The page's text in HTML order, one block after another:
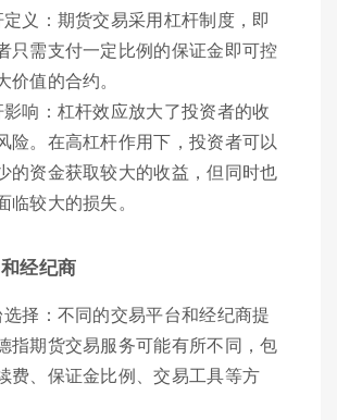
义：期货交易采用杠杆制度，即
只需支付一定比例的保证金即可控
价值的合约。
影响：杠杆效应放大了投资者的收
险。在高杠杆作用下，投资者可以
的资金获取较大的收益，但同时也
临较大的损失。
经纪商
选择：不同的交易平台和经纪商提
指期货交易服务可能有所不同，包
费、保证金比例、交易工具等方